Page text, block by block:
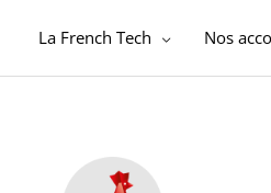
La French Tech Nos